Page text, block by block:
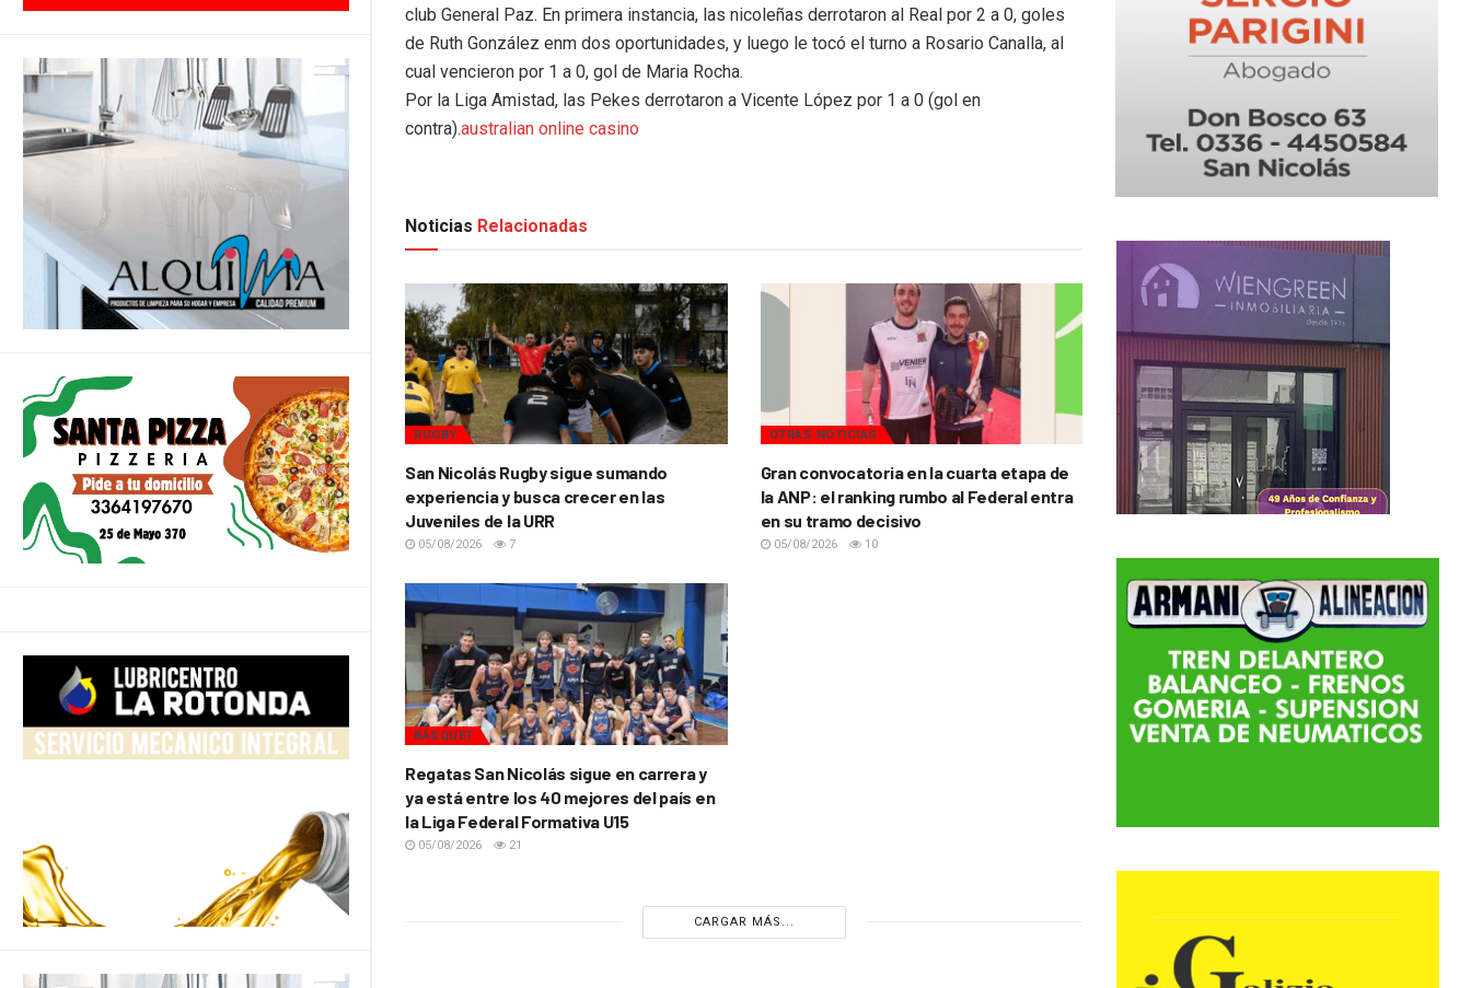
club General Paz. En primera instancia, las nicoleñas derrotaron al Real por 2 a 0, goles
de Ruth González enm dos oportunidades, y luego le tocó el turno a Rosario Canalla, al
cual vencieron por 1 a 0, gol de Maria Rocha.
Por la Liga Amistad, las Pekes derrotaron a Vicente López por 1 a 0 (gol en
contra).australian online casino
Noticias Relacionadas
RUGBY
San Nicolás Rugby sigue sumando
experiencia y busca crecer en las
Juveniles de la URR
05/08/2026 7
OTRAS NOTICIAS
Gran convocatoria en la cuarta etapa de
la ANP: el ranking rumbo al Federal entra
en su tramo decisivo
05/08/2026 10
BÁSQUET
Regatas San Nicolás sigue en carrera y
ya está entre los 40 mejores del país en
la Liga Federal Formativa U15
05/08/2026 21
CARGAR MÁS...